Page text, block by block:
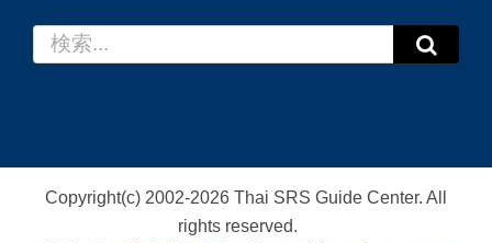
索
Copyright(c) 2002-2026 Thai SRS Guide Center. All
rights reserved.